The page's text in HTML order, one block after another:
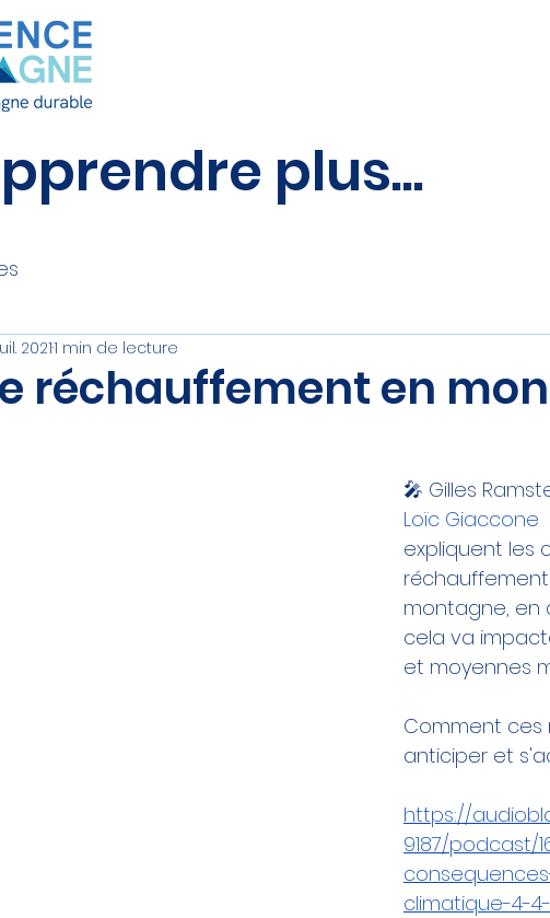
plus...
réchauffement en
20211 min de lecture
🎤 Gilles
Loïc Giaccone
expliquent les
montagne, en
cela va
et moyennes
Comment ces
anticiper et
https://
9187/podcast/
climatique-4-